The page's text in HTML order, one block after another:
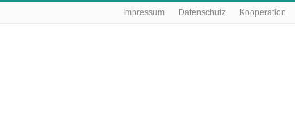
Impressum Datenschutz Kooperation